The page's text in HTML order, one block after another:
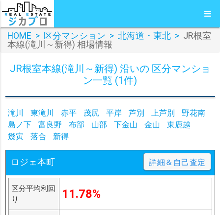
HOME > 区分マンション > 北海道・東北 > JR根室
本線(滝川～新得) 相場情報
JR根室本線(滝川～新得) 沿いの 区分マンショ
ン一覧 (1件)
滝川 東滝川 赤平 茂尻 平岸 芦別 上芦別
野花南
島ノ下
富良野 布部 山部 下金山 金山
東鹿越
幾寅
落合 新得
ロジェ本町 詳細＆自己査定
区分平均利回
り
11.78%